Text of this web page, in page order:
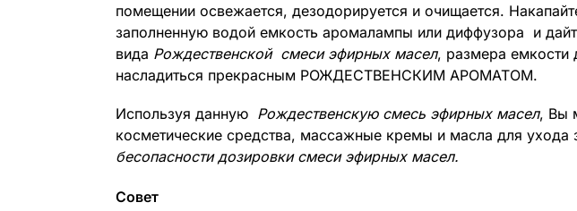
помещении освежается, дезодорируется и очищается.
заполненную водой емкость аромалампы или диффузора и
вида Рождественской смеси эфирных масел, размера емкости
насладиться прекрасным РОЖДЕСТВЕНСКИМ АРОМАТОМ.
Используя данную Рождественскую смесь эфирных масел, Вы
косметические средства, массажные кремы и масла для ухода
бесопасности дозировки смеси эфирных масел.
Совет